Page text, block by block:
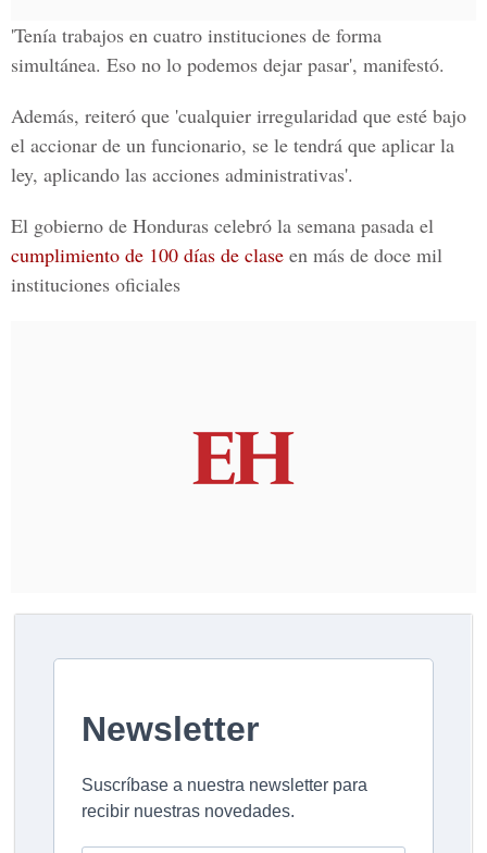
'Tenía trabajos en cuatro instituciones de forma
simultánea. Eso no lo podemos dejar pasar', manifestó.
Además, reiteró que 'cualquier irregularidad que esté bajo
el accionar de un funcionario, se le tendrá que aplicar la
ley, aplicando las acciones administrativas'.
El gobierno de Honduras celebró la semana pasada el
cumplimiento de 100 días de clase en más de doce mil
instituciones oficiales